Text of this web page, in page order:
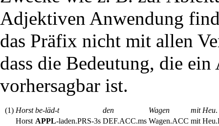
Adjektiven Anwendung
das Präfix nicht mit allen
dass die Bedeutung, die
vorhersagbar ist.
(1) Horst be-läd-t den Wagen mit Heu.
Horst APPL-laden.PRS-3s DEF.ACC.ms Wagen.ACC mit Heu.